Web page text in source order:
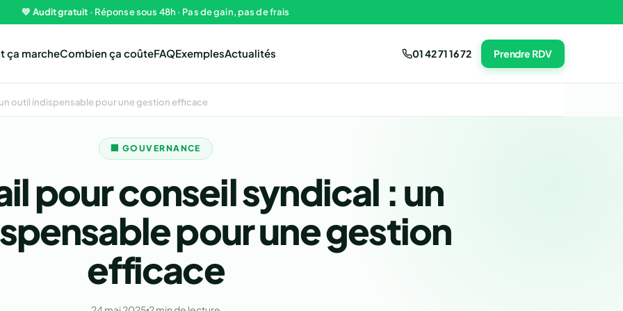
💚 Audit gratuit · Réponse sous 48h · Pas de gain, pas de frais
ça marcheCombien ça coûteFAQExemplesActualités 01 42 71 16 72 Prendre RDV
outil indispensable pour une gestion efficace
🏢 GOUVERNANCE
pour conseil syndical : un
pour une gestion
efficace